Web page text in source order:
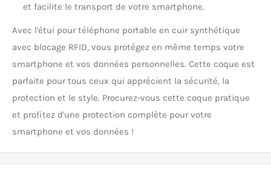
et facilite le transport de votre smartphone.
Avec l'étui pour téléphone portable en cuir synthétique
avec blocage RFID, vous protégez en même temps votre
smartphone et vos données personnelles. Cette coque est
parfaite pour tous ceux qui apprécient la sécurité, la
protection et le style. Procurez-vous cette coque pratique
et profitez d'une protection complète pour votre
smartphone et vos données !